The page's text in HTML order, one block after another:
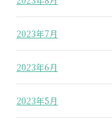
2023年7月
2023年6月
2023年5月